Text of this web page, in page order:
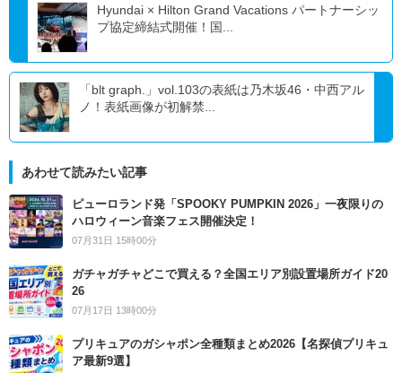
Hyundai × Hilton Grand Vacations パートナーシッ
プ協定締結式開催！国...
「blt graph.」vol.103の表紙は乃木坂46・中西アル
ノ！表紙画像が初解禁...
あわせて読みたい記事
ピューロランド発「SPOOKY PUMPKIN 2026」一夜限りの
ハロウィーン音楽フェス開催決定！
07月31日 15時00分
ガチャガチャどこで買える？全国エリア別設置場所ガイド20
26
07月17日 13時00分
プリキュアのガシャポン全種類まとめ2026【名探偵プリキュ
ア最新9選】